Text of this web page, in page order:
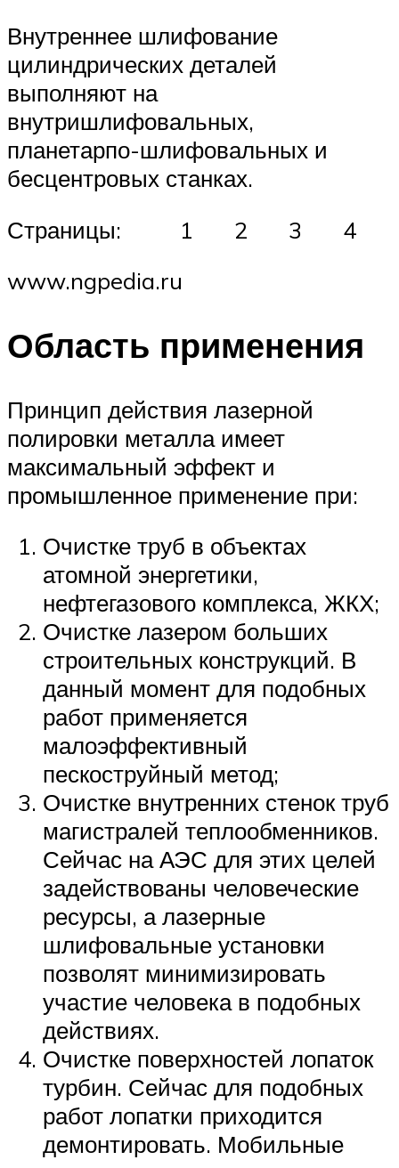
Внутреннее шлифование
цилиндрических деталей
выполняют на
внутришлифовальных,
планетарпо-шлифовальных и
бесцентровых станках.
Страницы: 1 2 3 4
www.ngpedia.ru
Область применения
Принцип действия лазерной
полировки металла имеет
максимальный эффект и
промышленное применение при:
Очистке труб в объектах
атомной энергетики,
нефтегазового комплекса, ЖКХ;
Очистке лазером больших
строительных конструкций. В
данный момент для подобных
работ применяется
малоэффективный
пескоструйный метод;
Очистке внутренних стенок труб
магистралей теплообменников.
Сейчас на АЭС для этих целей
задействованы человеческие
ресурсы, а лазерные
шлифовальные установки
позволят минимизировать
участие человека в подобных
действиях.
Очистке поверхностей лопаток
турбин. Сейчас для подобных
работ лопатки приходится
демонтировать. Мобильные